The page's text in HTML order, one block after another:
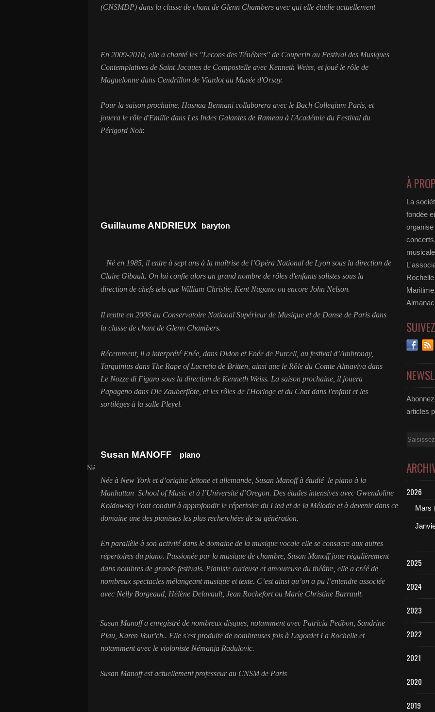
(CNSMDP) dans la classe de chant de Glenn Chambers avec qui elle étudie actuellement
En 2009-2010, elle a chanté les "Lecons des Ténébres" de Couperin au Festival des Musiques
Contemplatives de Saint Jacques de Compostelle avec Kenneth Weiss, et joué le rôle de
Maguelonne dans Cendrillon de Viardot au Musée d'Orsay.
Pour la saison prochaine, Hasnaa Bennani collaborera avec le Bach Collegium Paris, et
jouera le rôle d'Emilie dans Les Indes Galantes de Rameau à l'Académie du Festival du
Périgord Noir.
Guillaume ANDRIEUX baryton
Né en 1985, il entre à sept ans à la maîtrise de l’Opéra National de Lyon sous la direction de
Claire Gibault. On lui confie alors un grand nombre de rôles d'enfants solistes sous la
direction de chefs tels que William Christie, Kent Nagano ou encore John Nelson.
Il rentre en 2006 au Conservatoire National Supérieur de Musique et de Danse de Paris dans
la classe de chant de Glenn Chambers.
Récemment, il a interprété Enée, dans Didon et Enée de Purcell, au festival d’Ambronay,
Tarquinius dans The Rape of Lucretia de Britten, ainsi que le Rôle du Comte Almaviva dans
Le Nozze di Figaro sous la direction de Kenneth Weiss. La saison prochaine, il jouera
Papageno dans Die Zauberflöte, et les rôles de l'Horloge et du Chat dans l'enfant et les
sortilèges à la salle Pleyel.
Susan MANOFF
piano
Né
Née à New York et d’origine lettone et allemande, Susan Manoff à étudié le piano à la
Manhattan School of Music et à l’Université d’Oregon. Des études intensives avec Gwendoline
Koldowsky l’ont conduit à approfondir le répertoire du Lied et de la Mélodie et à devenir dans ce
domaine une des pianistes les plus recherchées de sa génération.
En parallèle à son activité dans le domaine de la musique vocale elle se consacre aux autres
répertoires du piano. Passionée par la musique de chambre, Susan Manoff joue régulièrement
dans nombres de grands festivals. Pianiste curieuse et amoureuse du théâtre, elle a créé de
nombreux spectacles mélangeant musique et texte. C’est ainsi qu’on a pu l’entendre associée
avec Nelly Borgeaud, Hélène Delavault, Jean Rochefort ou Marie Christine Barrault.
Susan Manoff a enregistré de nombreux disques, notamment avec Patricia Petibon, Sandrine
Piau, Karen Vour'ch.. Elle s'est produite de nombreuses fois à Lagordet La Rochelle et
notamment avec le violoniste Némanja Radulovic.
Susan Manoff est actuellement professeur au CNSM de Paris
À
La
fondée
articles
Email
2026
Mars
2025
2024
2023
2022
2021
2020
2019